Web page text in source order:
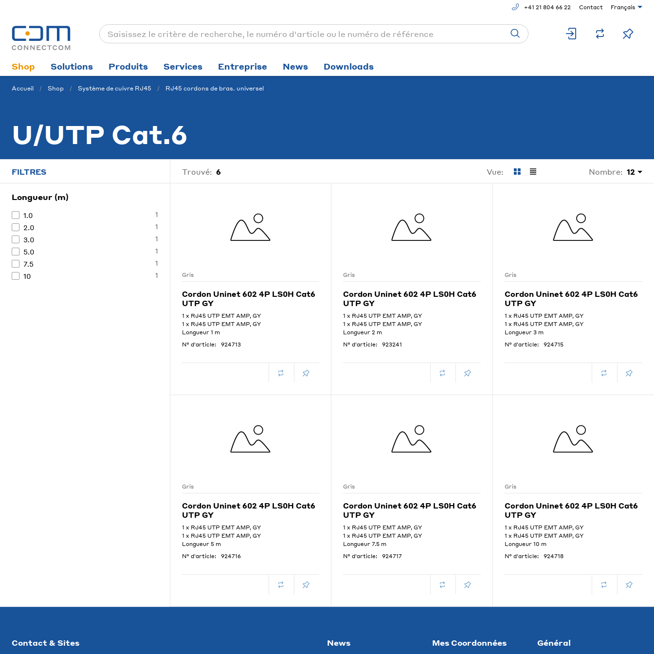
+41 21 804 66 22 Contact Français
Shop Solutions Produits Services Entreprise News Downloads
Accueil Shop Système de cuivre RJ45 RJ45 cordons de bras. universel
U/UTP Cat.6
FILTRES Trouvé: 6 Vue: Nombre: 12
Longueur (m)
1.0 1
2.0 1
3.0 1
5.0 1
7.5 1
10 1 Gris
Cordon Uninet 602 4P LS0H Cat6
UTP GY
1 x RJ45 UTP EMT AMP, GY
1 x RJ45 UTP EMT AMP, GY
Longueur 1 m
N° d'article:
924713
Gris
Cordon Uninet 602 4P LS0H Cat6
UTP GY
1 x RJ45 UTP EMT AMP, GY
1 x RJ45 UTP EMT AMP, GY
Longueur 2 m
N° d'article:
923241
Gris
Cordon Uninet 602 4P LS0H Cat6
UTP GY
1 x RJ45 UTP EMT AMP, GY
1 x RJ45 UTP EMT AMP, GY
Longueur 3 m
N° d'article:
924715
Gris
Cordon Uninet 602 4P LS0H Cat6
UTP GY
1 x RJ45 UTP EMT AMP, GY
1 x RJ45 UTP EMT AMP, GY
Longueur 5 m
N° d'article:
924716
Gris
Cordon Uninet 602 4P LS0H Cat6
UTP GY
1 x RJ45 UTP EMT AMP, GY
1 x RJ45 UTP EMT AMP, GY
Longueur 7.5 m
N° d'article:
924717
Gris
Cordon Uninet 602 4P LS0H Cat6
UTP GY
1 x RJ45 UTP EMT AMP, GY
1 x RJ45 UTP EMT AMP, GY
Longueur 10 m
N° d'article:
924718
Contact & Sites News Mes Coordonnées Général